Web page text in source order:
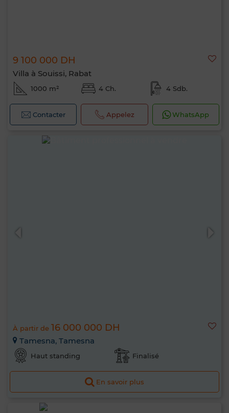
9 100 000 DH
Villa à Souissi, Rabat
1000 m² 4 Ch. 4 Sdb.
Contacter Appelez WhatsApp
À partir de 16 000 000 DH
Tamesna, Tamesna
Haut standing Finalisé
En savoir plus